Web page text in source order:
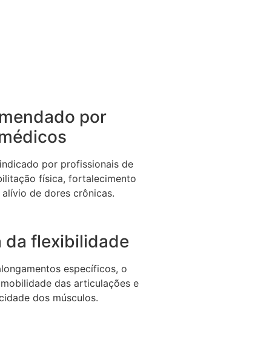
por
por profissionais de
física, fortalecimento
alívio de dores crônicas.
da flexibilidade
específicos, o
das articulações e
dos músculos.